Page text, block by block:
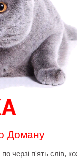
Доману
черзі п'ять слів,